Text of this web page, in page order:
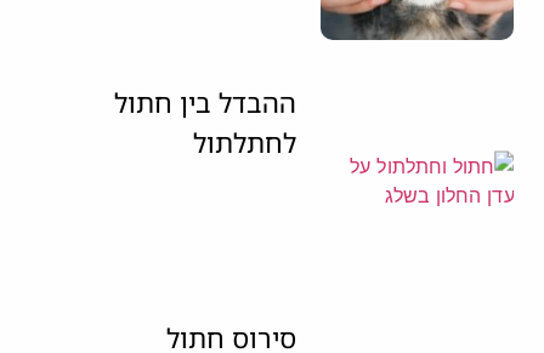
ההבדל בין חתול
לחתלתול
סירוס חתול